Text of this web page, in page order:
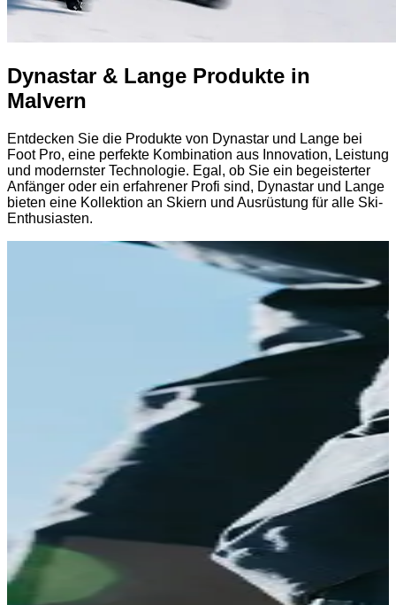
Dynastar & Lange Produkte in
Malvern
Entdecken Sie die Produkte von Dynastar und Lange bei
Foot Pro, eine perfekte Kombination aus Innovation, Leistung
und modernster Technologie. Egal, ob Sie ein begeisterter
Anfänger oder ein erfahrener Profi sind, Dynastar und Lange
bieten eine Kollektion an Skiern und Ausrüstung für alle Ski-
Enthusiasten.